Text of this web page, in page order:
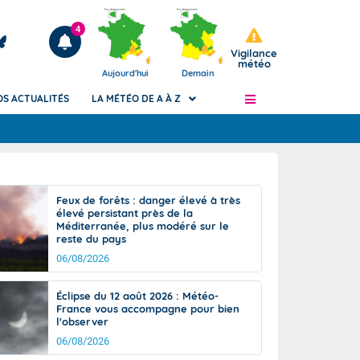
Articles
4
Aujourd'hui Demain
Vigilance
météo
de
Phénomènes dangereux de J+2 à J+7
Avertissement pluies intenses à l'échelle
des communes (Apic)
Bulletins Marine
d'avalanche
Météo des forêts
Vigicrues
ACTUALITÉS LA MÉTÉO DE A À Z
Feux de forêts : danger élevé à très
élevé persistant près de la
Méditerranée, plus modéré sur le
reste du pays
06/08/2026
Éclipse du 12 août 2026 : Météo-
France vous accompagne pour bien
l'observer
06/08/2026